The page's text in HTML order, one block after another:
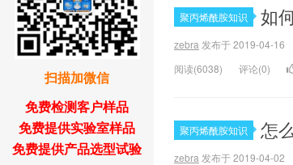
扫描加微信
免费检测客户样品
免费提供实验室样品
免费提供产品选型试验
聚丙烯酰胺知识 如
zebra 发布于 2019-04-16
阅读(6038)
评论(0)
聚丙烯酰胺知识 怎
zebra 发布于 2019-04-02